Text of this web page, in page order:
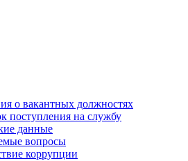
о вакантных должностях
поступления на службу
данные
вопросы
коррупции